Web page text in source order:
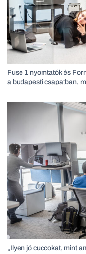
Fuse 1 nyomtatók és
a budapesti csapatban,
„Ilyen jó cuccokat, mint